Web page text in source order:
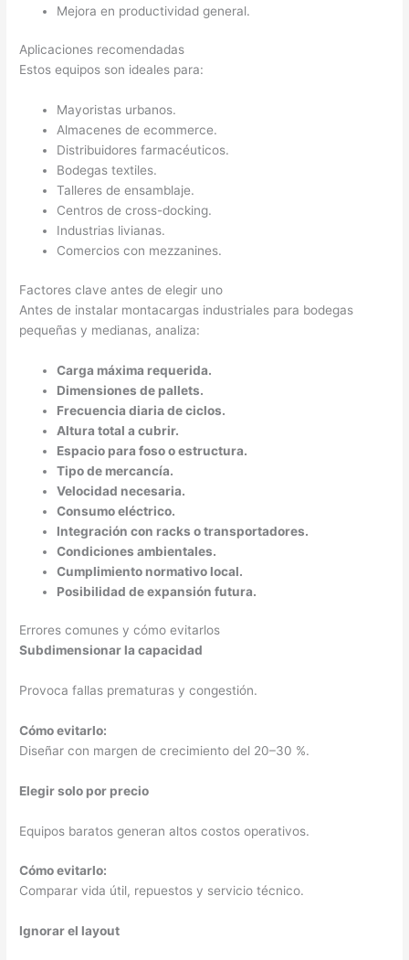
Mejora en productividad general.
Aplicaciones recomendadas
Estos equipos son ideales para:
Mayoristas urbanos.
Almacenes de ecommerce.
Distribuidores farmacéuticos.
Bodegas textiles.
Talleres de ensamblaje.
Centros de cross-docking.
Industrias livianas.
Comercios con mezzanines.
Factores clave antes de elegir uno
Antes de instalar montacargas industriales para bodegas
pequeñas y medianas, analiza:
Carga máxima requerida.
Dimensiones de pallets.
Frecuencia diaria de ciclos.
Altura total a cubrir.
Espacio para foso o estructura.
Tipo de mercancía.
Velocidad necesaria.
Consumo eléctrico.
Integración con racks o transportadores.
Condiciones ambientales.
Cumplimiento normativo local.
Posibilidad de expansión futura.
Errores comunes y cómo evitarlos
Subdimensionar la capacidad
Provoca fallas prematuras y congestión.
Cómo evitarlo:
Diseñar con margen de crecimiento del 20–30 %.
Elegir solo por precio
Equipos baratos generan altos costos operativos.
Cómo evitarlo:
Comparar vida útil, repuestos y servicio técnico.
Ignorar el layout